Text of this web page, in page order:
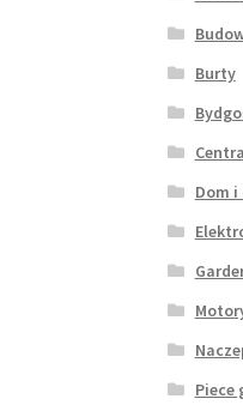
Burty
Dom i
Piece